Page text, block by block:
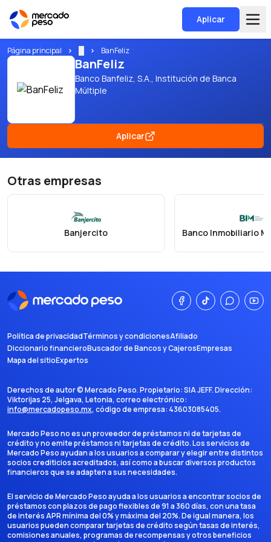
Aplicar
Página principal BanFeliz
BanFeliz
Banco Banfeliz, S.A., Institución de Banca
Múltiple
Aplicar
Otras empresas
Banjercito
Política de privacidadTérminos y condicionesAfiliado
Diccionario financieroBuscador de Bancos y CajerosEmpresas
Mapa del sitioExpertos
Derechos de autor ©Mercado Peso. Propietario:SIA JEFF. Dirección:
Viktorijas 25, Jelgava, Letonia, correo electrónico:
info@mercadopeso.mx, código de empresa: 43603085405.
Mercado Peso no es un proveedor de préstamos ni de tarjetas de
crédito y no emite préstamos ni tarjetas de crédito. Los servicios de
Mercado Peso ayudan a los usuarios a comparar y elegir entre distintos
socios crediticios acreditados, así como a buscar diversos productos
financieros que se adapten a sus necesidades.
El servicio de Mercado Peso ayuda a los usuarios a encontrar socios de
préstamos con plazos de pago flexibles de 91 a 360 días, con una tasa
de interés APR mínima del 0% y máxima del 20%. De igual manera, los
usuarios pueden comparar tarjetas de crédito según tasas de interés,
comisiones anuales, programas de recompensas y otros beneficios